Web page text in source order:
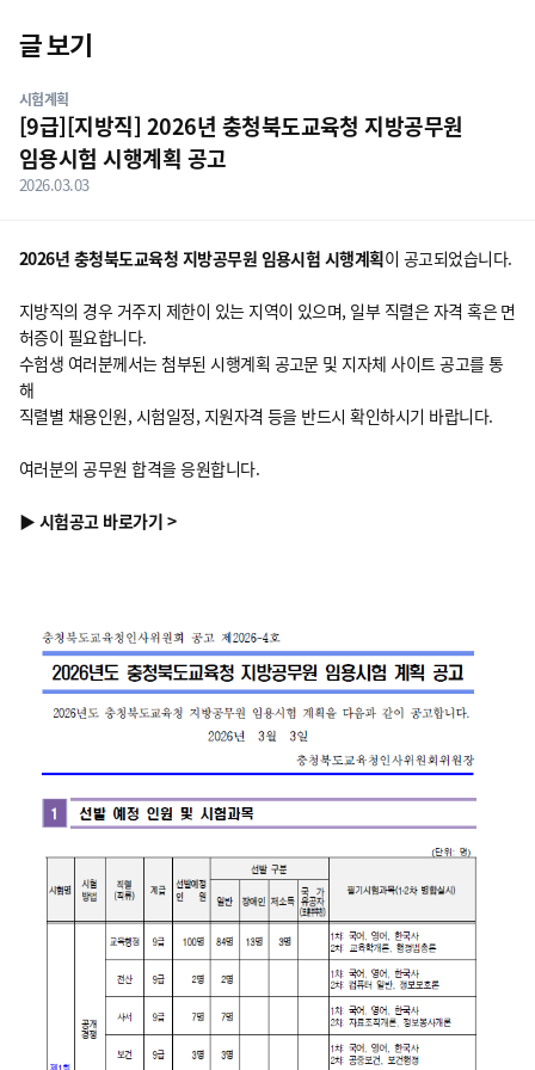
닫기
글 보기
시험계획
[9급][지방직] 2026년 충청북도교육청 지방공무원
임용시험 시행계획 공고
2026.03.03
2026년 충청북도교육청 지방공무원 임용시험 시행계획이 공고되었습니다.
지방직의 경우 거주지 제한이 있는 지역이 있으며, 일부 직렬은 자격 혹은 면
허증이 필요합니다.
수험생 여러분께서는 첨부된 시행계획 공고문 및 지자체 사이트 공고를 통
해
직렬별 채용인원, 시험일정, 지원자격 등을 반드시 확인하시기 바랍니다.
여러분의 공무원 합격을 응원합니다.
▶ 시험공고 바로가기 >